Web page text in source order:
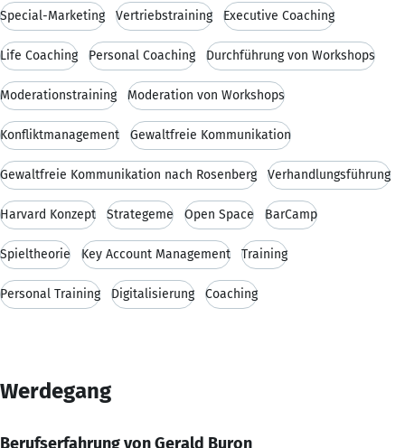
Special-Marketing Vertriebstraining Executive Coaching
Life Coaching Personal Coaching Durchführung von Workshops
Moderationstraining Moderation von Workshops
Konfliktmanagement Gewaltfreie Kommunikation
Gewaltfreie Kommunikation nach Rosenberg Verhandlungsführung
Harvard Konzept Strategeme Open Space BarCamp
Spieltheorie Key Account Management Training
Personal Training Digitalisierung Coaching
Werdegang
Berufserfahrung von Gerald Buron